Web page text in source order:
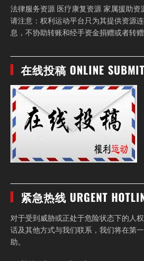
法律服务资源 医疗康复资源 家属援助资
请注意：权利运动平台只为其提供资源
息，不协助转账和经手资金捐赠或者转赠
在线投稿 ONLINE SUBMIT
紧急热线 URGENT
对于受到威胁或正处于危险状态下的人
话及其他方式与我们联系，我们将在第
助。